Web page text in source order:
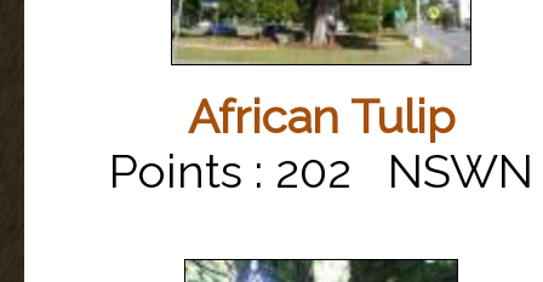
African Tulip
Points : 202 NSWN